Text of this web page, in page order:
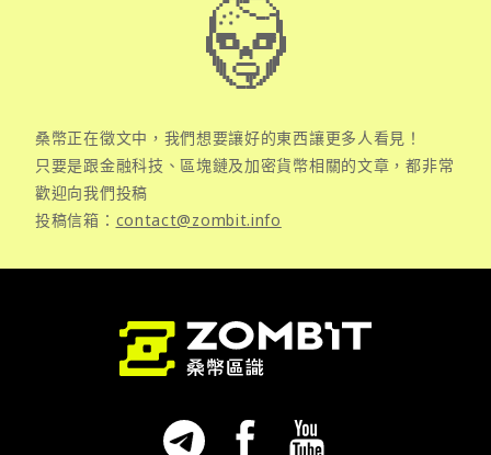
桑幣正在徵文中，我們想要讓好的東西讓更多人看見！
只要是跟金融科技、區塊鏈及加密貨幣相關的文章，都非常
歡迎向我們投稿
投稿信箱： contact@zombit.info